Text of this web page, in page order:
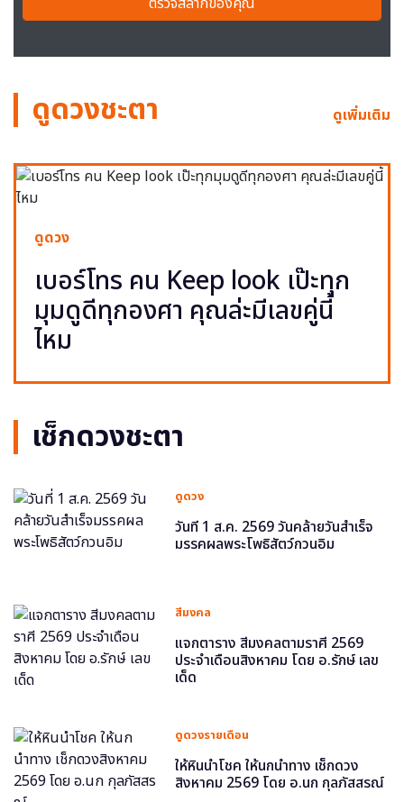
ดูดวงชะตา ดูเพิ่มเติม
ดูดวง
เบอร์โทร คน Keep look เป๊ะทุก
มุมดูดีทุกองศา คุณล่ะมีเลขคู่นี้
ไหม
เช็กดวงชะตา
ดูดวง
วันที่ 1 ส.ค. 2569 วันคล้ายวันสำเร็จ
มรรคผลพระโพธิสัตว์กวนอิม
สีมงคล
แจกตาราง สีมงคลตามราศี 2569
ประจำเดือนสิงหาคม โดย อ.รักษ์ เลข
เด็ด
ดูดวงรายเดือน
ให้หินนำโชค ให้นกนำทาง เช็กดวง
สิงหาคม 2569 โดย อ.นก กุลภัสสรณ์